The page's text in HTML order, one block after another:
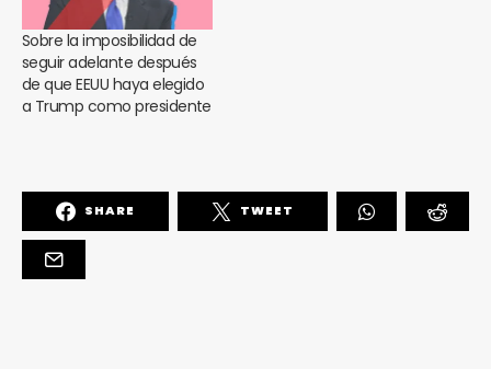
Sobre la imposibilidad de
seguir adelante después
de que EEUU haya elegido
a Trump como presidente
SHARE TWEET